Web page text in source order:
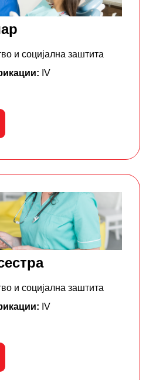
и социјална заштита
IV
и социјална заштита
IV